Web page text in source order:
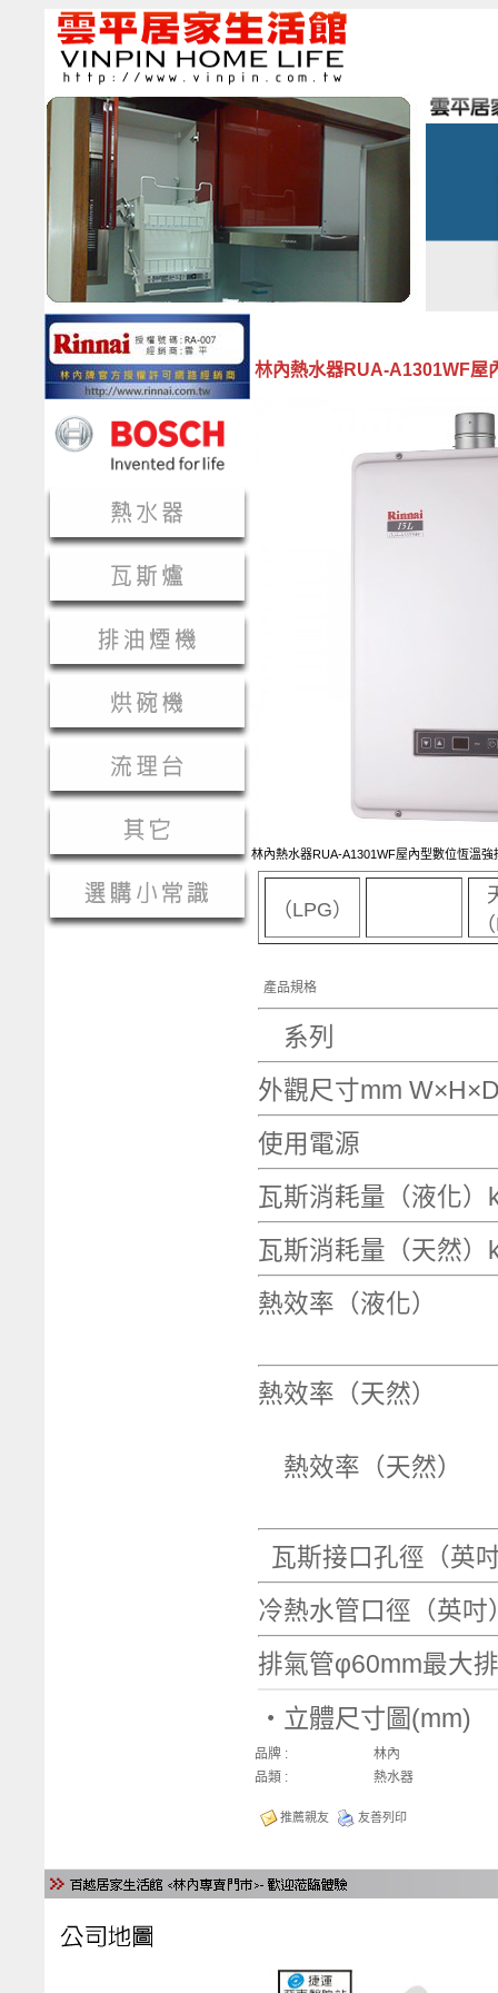
林內熱水器RUA-A1301WF屋
林內熱水器RUA-A1301WF屋內型數位恆溫強
（LPG）
產品規格
系
外觀尺寸mm
使用
瓦斯消耗量
瓦斯消耗量
熱效率
熱效率（天
熱效率（
瓦斯接口
冷熱水管口
排氣管φ60mm
‧立體尺寸
品牌 :
林內
品類 :
熱水器
推薦親友 友善列印